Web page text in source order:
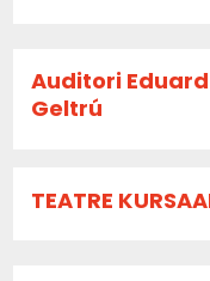
Auditori
Geltrú
TEATRE